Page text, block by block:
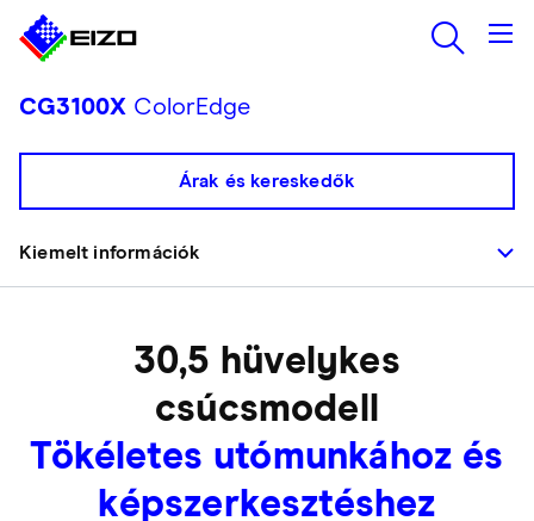
CG3100X ColorEdge
Kiemelt információk
Árak és kereskedők
30,5 hüvelykes
csúcsmodell
Tökéletes utómunkához és
képszerkesztéshez